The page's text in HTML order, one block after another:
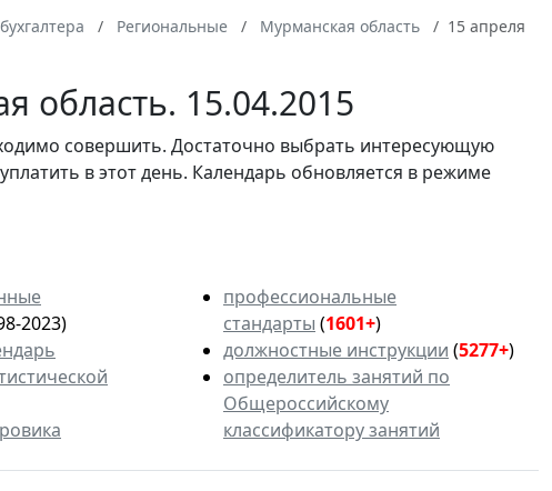
Региональные Мурманская область
15 апреля
область. 15.04.2015
совершить. Достаточно выбрать интересующую
в этот день. Календарь обновляется в режиме
2023)
профессиональные
стандарты (1601+)
должностные инструкции (5277+)
определитель занятий по
Общероссийскому
классификатору занятий